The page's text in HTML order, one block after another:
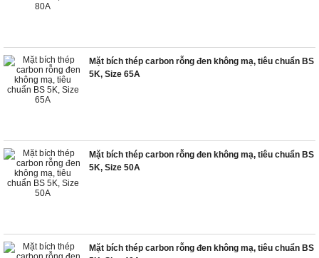
Mặt bích thép carbon rỗng đen không mạ, tiêu chuẩn BS
5K, Size 65A
Mặt bích thép carbon rỗng đen không mạ, tiêu chuẩn BS
5K, Size 50A
Mặt bích thép carbon rỗng đen không mạ, tiêu chuẩn BS